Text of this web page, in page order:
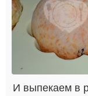
И выпекаем в